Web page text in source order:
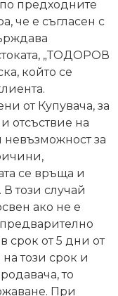
предходните
че е съгласен с
„ТОДОРОВ
който се
от Купувача, за
отсъствие на
невъзможност за
се връща и
В този случай
ако не е
срок от 5 дни от
този срок и
то
При